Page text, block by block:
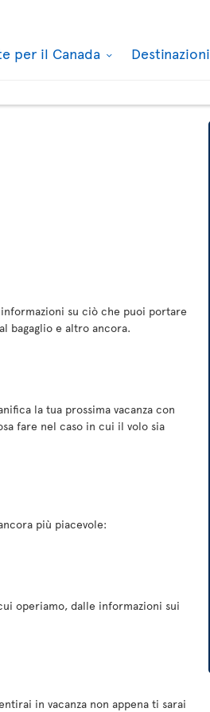
per il Canada Destinazioni
su ciò che puoi portare
bagaglio e altro ancora.
la tua prossima vacanza con
fare nel caso in cui il volo sia
più piacevole:
operiamo, dalle informazioni sui
in vacanza non appena ti sarai